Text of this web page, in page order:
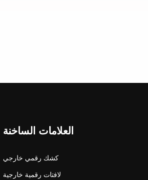
العلامات الساخنة
كشك رقمي خارجي
لافتات رقمية خارجية